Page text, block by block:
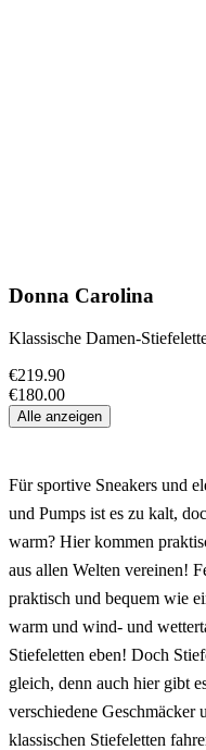
Donna Carolina
Klassische Damen-
€219.90
€180.00
Alle anzeigen
Für sportive Sneakers und
und Pumps ist es zu kalt,
warm? Hier kommen
aus allen Welten vereinen!
praktisch und bequem wie
warm und wind- und
Stiefeletten eben! Doch
gleich, denn auch hier gibt
verschiedene
klassischen Stiefeletten